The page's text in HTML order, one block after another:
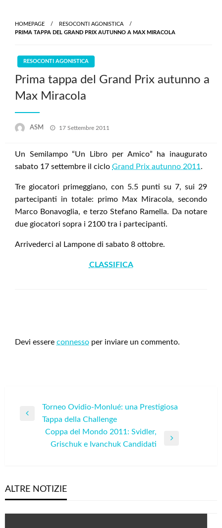
content
HOMEPAGE
RESOCONTI AGONISTICA
PRIMA TAPPA DEL GRAND PRIX AUTUNNO A MAX MIRACOLA
RESOCONTI AGONISTICA
Prima tappa del Grand Prix autunno a
Max Miracola
ASM
Posted
17 Settembre 2011
Un Semilampo “Un Libro per Amico” ha inaugurato
sabato 17 settembre il ciclo Grand Prix autunno 2011 .
Tre giocatori primeggiano, con 5.5 punti su 7, sui 29
partecipanti in totale: primo Max Miracola, secondo
Marco Bonavoglia, e terzo Stefano Ramella. Da notare
due giocatori sopra i 2100 tra i partecipanti.
Arrivederci al Lampone di sabato 8 ottobre.
CLASSIFICA
Devi essere connesso per inviare un commento.
Navigazione
articoli
Previous
Torneo Ovidio-Monlué: una Prestigiosa
Tappa della Challenge
Coppa del Mondo 2011: Svidler,
Grischuk e Ivanchuk Candidati
ALTRE NOTIZIE